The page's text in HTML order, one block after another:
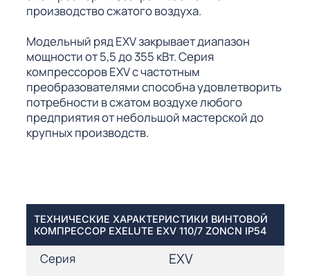
производство сжатого воздуха.
Модельный ряд EXV закрывает диапазон
мощности от 5,5 до 355 кВт. Серия
компрессоров EXV с частотным
преобразователями способна удовлетворить
потребности в сжатом воздухе любого
предприятия от небольшой мастерской до
крупных производств.
ТЕХНИЧЕСКИЕ ХАРАКТЕРИСТИКИ ВИНТОВОЙ
КОМПРЕССОР EXELUTE EXV 110/7 ZONCN IP54
Серия EXV